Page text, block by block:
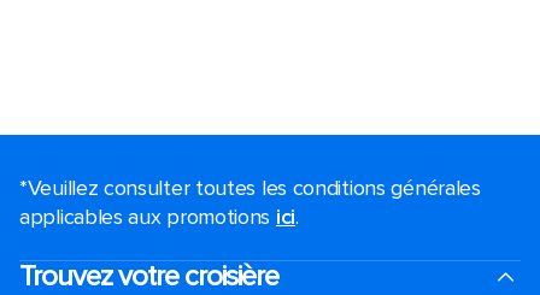
*Veuillez consulter toutes les conditions générales
applicables aux promotions ici.
Trouvez votre croisière